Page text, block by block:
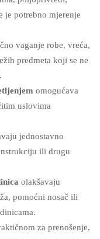
je potrebno mjerenje
vaganje robe, vreća,
predmeta koji se ne
omogućava
uslovima
jednostavno
ili drugu
olakšavaju
pomoćni nosač ili
za prenošenje,